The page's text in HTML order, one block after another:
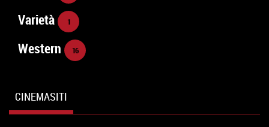
Varietà 1
Western 16
CINEMASITI